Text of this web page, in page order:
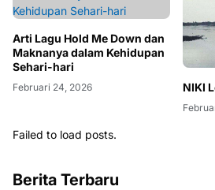
Arti Lagu Hold Me Down dan
Maknanya dalam Kehidupan
Sehari-hari
Februari 24, 2026 NIKI
Failed to load posts.
Berita Terbaru